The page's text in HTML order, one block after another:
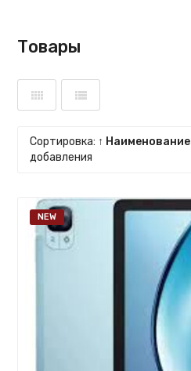
Товары
Сортировка: ↑ Наименование
добавления
NEW